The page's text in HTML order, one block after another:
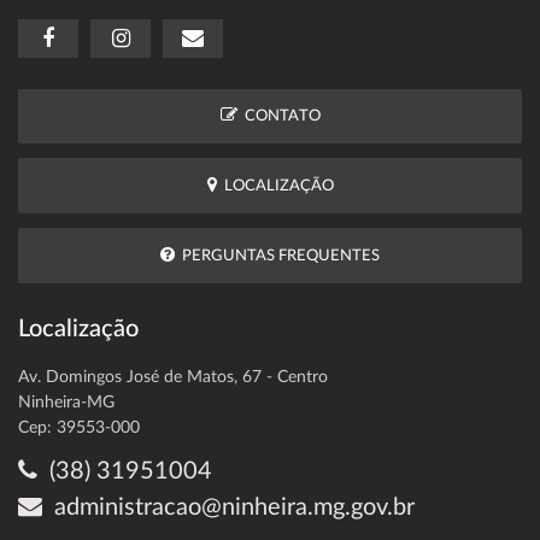
CONTATO
LOCALIZAÇÃO
PERGUNTAS FREQUENTES
Localização
Av. Domingos José de Matos, 67 - Centro
Ninheira-MG
Cep: 39553-000
(38) 31951004
administracao@ninheira.mg.gov.br